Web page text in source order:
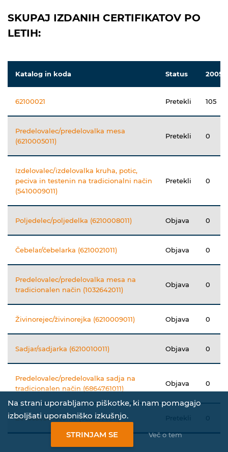
Na strani uporabljamo piškotke, ki nam pomagajo
izboljšati uporabniško izkušnjo.
STRINJAM SE
Več o tem
SKUPAJ IZDANIH CERTIFIKATOV PO
LETIH:
Katalog in koda Status 2005
62100021 Pretekli 105
Predelovalec/predelovalka mesa
(6210005011)
Pretekli 0
Izdelovalec/izdelovalka kruha, potic,
peciva in testenin na tradicionalni način
(5410009011)
Pretekli 0
Poljedelec/poljedelka (6210008011) Objava 0
Čebelar/čebelarka (6210021011) Objava 0
Predelovalec/predelovalka mesa na
tradicionalen način (1032642011)
Objava 0
Živinorejec/živinorejka (6210009011) Objava 0
Sadjar/sadjarka (6210010011) Objava 0
Predelovalec/predelovalka sadja na
tradicionalen način (6864761011)
Objava 0
Zeliščar/zeliščarka (6220014011)